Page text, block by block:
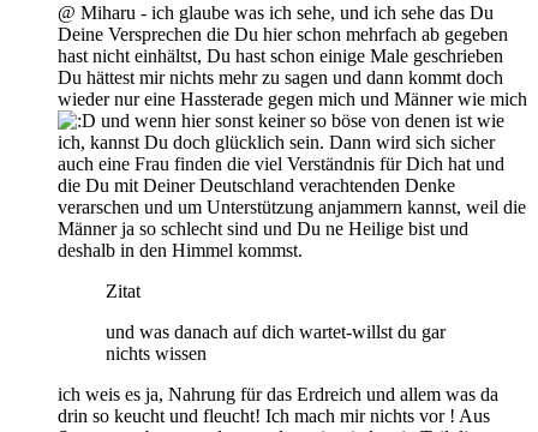
@ Miharu - ich glaube was ich sehe, und ich sehe das Du
Deine Versprechen die Du hier schon mehrfach ab gegeben
hast nicht einhältst, Du hast schon einige Male geschrieben
Du hättest mir nichts mehr zu sagen und dann kommt doch
wieder nur eine Hassterade gegen mich und Männer wie mich
und wenn hier sonst keiner so böse von denen ist wie
ich, kannst Du doch glücklich sein. Dann wird sich sicher
auch eine Frau finden die viel Verständnis für Dich hat und
die Du mit Deiner Deutschland verachtenden Denke
verarschen und um Unterstützung anjammern kannst, weil die
Männer ja so schlecht sind und Du ne Heilige bist und
deshalb in den Himmel kommst.
Zitat
und was danach auf dich wartet-willst du gar
nichts wissen
ich weis es ja, Nahrung für das Erdreich und allem was da
drin so keucht und fleucht! Ich mach mir nichts vor ! Aus